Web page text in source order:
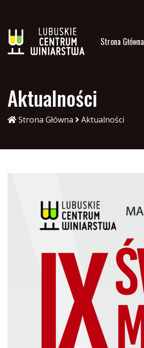
Strona Główna
Aktualności
Strona Główna Aktualności